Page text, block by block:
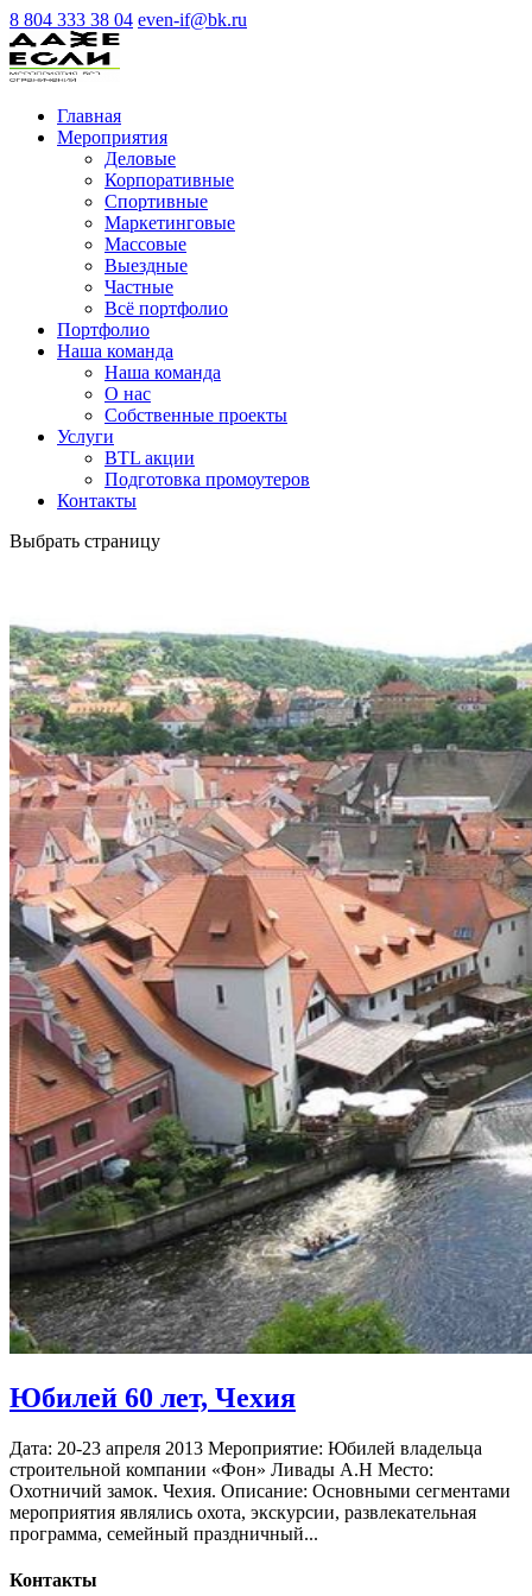
8 804 333 38 04 even-if@bk.ru
Главная
Мероприятия
Деловые
Корпоративные
Спортивные
Маркетинговые
Массовые
Выездные
Частные
Всё портфолио
Портфолио
Наша команда
Наша команда
О нас
Cобственные проекты
Услуги
BTL акции
Подготовка промоутеров
Контакты
Выбрать страницу
Юбилей 60 лет, Чехия
Дата: 20-23 апреля 2013 Мероприятие: Юбилей владельца
строительной компании «Фон» Ливады А.Н Место:
Охотничий замок. Чехия. Описание: Основными сегментами
мероприятия являлись охота, экскурсии, развлекательная
программа, семейный праздничный...
Контакты